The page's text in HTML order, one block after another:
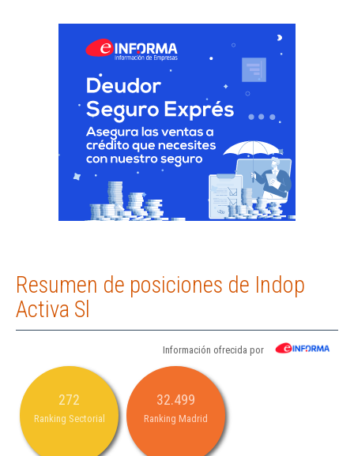
Resumen de posiciones de Indop
Activa Sl
Información ofrecida por
272
Ranking Sectorial
32.499
Ranking Madrid